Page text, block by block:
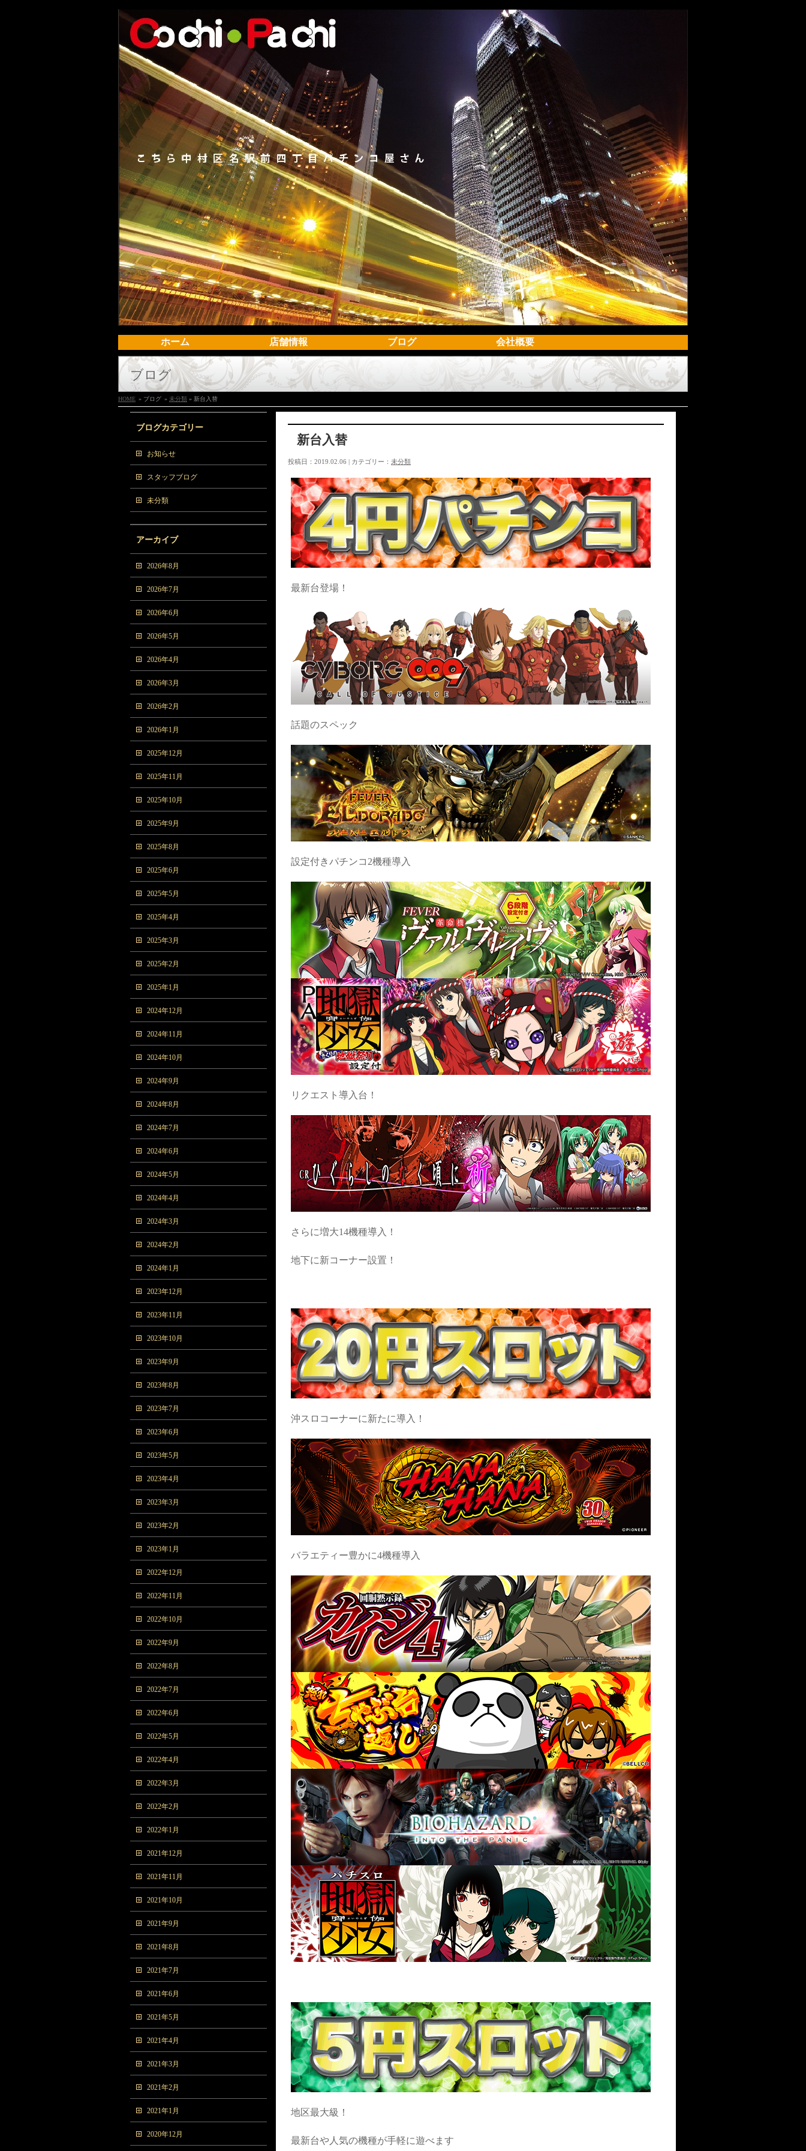
ホーム 店舗情報 ブログ 会社概要
ブログ
HOME » ブログ » 未分類 » 新台入替
新台入替
投稿日：2019.02.06 | カテゴリー： 未分類
最新台登場！
話題のスペック
設定付きパチンコ2機種導入
リクエスト導入台！
さらに増大14機種導入！
地下に新コーナー設置！
沖スロコーナーに新たに導入！
バラエティー豊かに4機種導入
地区最大級！
最新台や人気の機種が手軽に遊べます
ブログカテゴリー
お知らせ
スタッフブログ
未分類
アーカイブ
2026年8月
2026年7月
2026年6月
2026年5月
2026年4月
2026年3月
2026年2月
2026年1月
2025年12月
2025年11月
2025年10月
2025年9月
2025年8月
2025年6月
2025年5月
2025年4月
2025年3月
2025年2月
2025年1月
2024年12月
2024年11月
2024年10月
2024年9月
2024年8月
2024年7月
2024年6月
2024年5月
2024年4月
2024年3月
2024年2月
2024年1月
2023年12月
2023年11月
2023年10月
2023年9月
2023年8月
2023年7月
2023年6月
2023年5月
2023年4月
2023年3月
2023年2月
2023年1月
2022年12月
2022年11月
2022年10月
2022年9月
2022年8月
2022年7月
2022年6月
2022年5月
2022年4月
2022年3月
2022年2月
2022年1月
2021年12月
2021年11月
2021年10月
2021年9月
2021年8月
2021年7月
2021年6月
2021年5月
2021年4月
2021年3月
2021年2月
2021年1月
2020年12月